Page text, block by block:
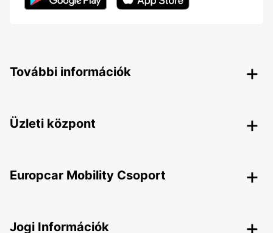
További információk
Üzleti központ
Europcar Mobility Csoport
Jogi Információk